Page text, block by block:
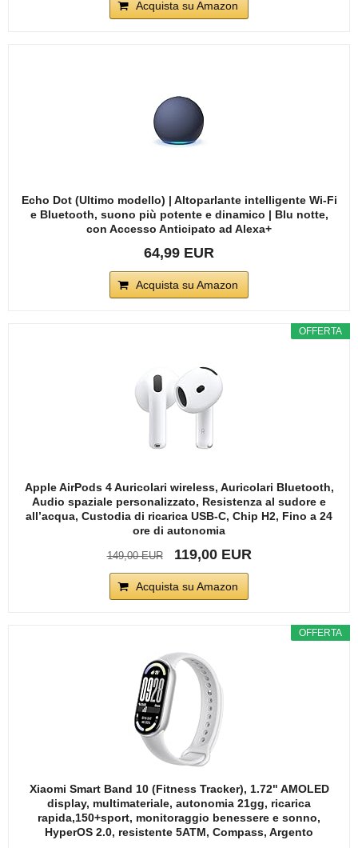
Acquista su Amazon
Echo Dot (Ultimo modello) | Altoparlante intelligente Wi-Fi
e Bluetooth, suono più potente e dinamico | Blu notte,
con Accesso Anticipato ad Alexa+
64,99 EUR
Acquista su Amazon
OFFERTA
Apple AirPods 4 Auricolari wireless, Auricolari Bluetooth,
Audio spaziale personalizzato, Resistenza al sudore e
all’acqua, Custodia di ricarica USB-C, Chip H2, Fino a 24
ore di autonomia
149,00 EUR 119,00 EUR
Acquista su Amazon
OFFERTA
Xiaomi Smart Band 10 (Fitness Tracker), 1.72" AMOLED
display, multimateriale, autonomia 21gg, ricarica
rapida,150+sport, monitoraggio benessere e sonno,
HyperOS 2.0, resistente 5ATM, Compass, Argento